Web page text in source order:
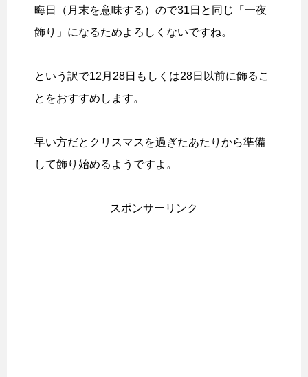
晦日（月末を意味する）ので31日と同じ「一夜
飾り」になるためよろしくないですね。
という訳で12月28日もしくは28日以前に飾るこ
とをおすすめします。
早い方だとクリスマスを過ぎたあたりから準備
して飾り始めるようですよ。
スポンサーリンク